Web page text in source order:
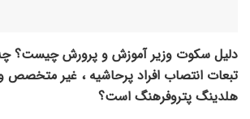
دلیل سکوت وزیر آموزش و پرورش چیست؟
تبعات انتصاب افراد پرحاشیه ، غیر متخصص
هلدینگ پتروفرهنگ است؟